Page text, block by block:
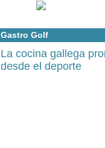
Gastro Golf
La cocina gallega
desde el deporte